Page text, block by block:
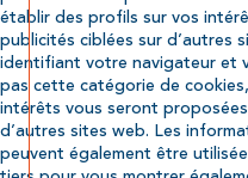
établir des profils sur vos
publicités ciblées sur d’autres
identifiant votre navigateur et
pas cette catégorie de
intérêts vous seront
d’autres sites web. Les
peuvent également être